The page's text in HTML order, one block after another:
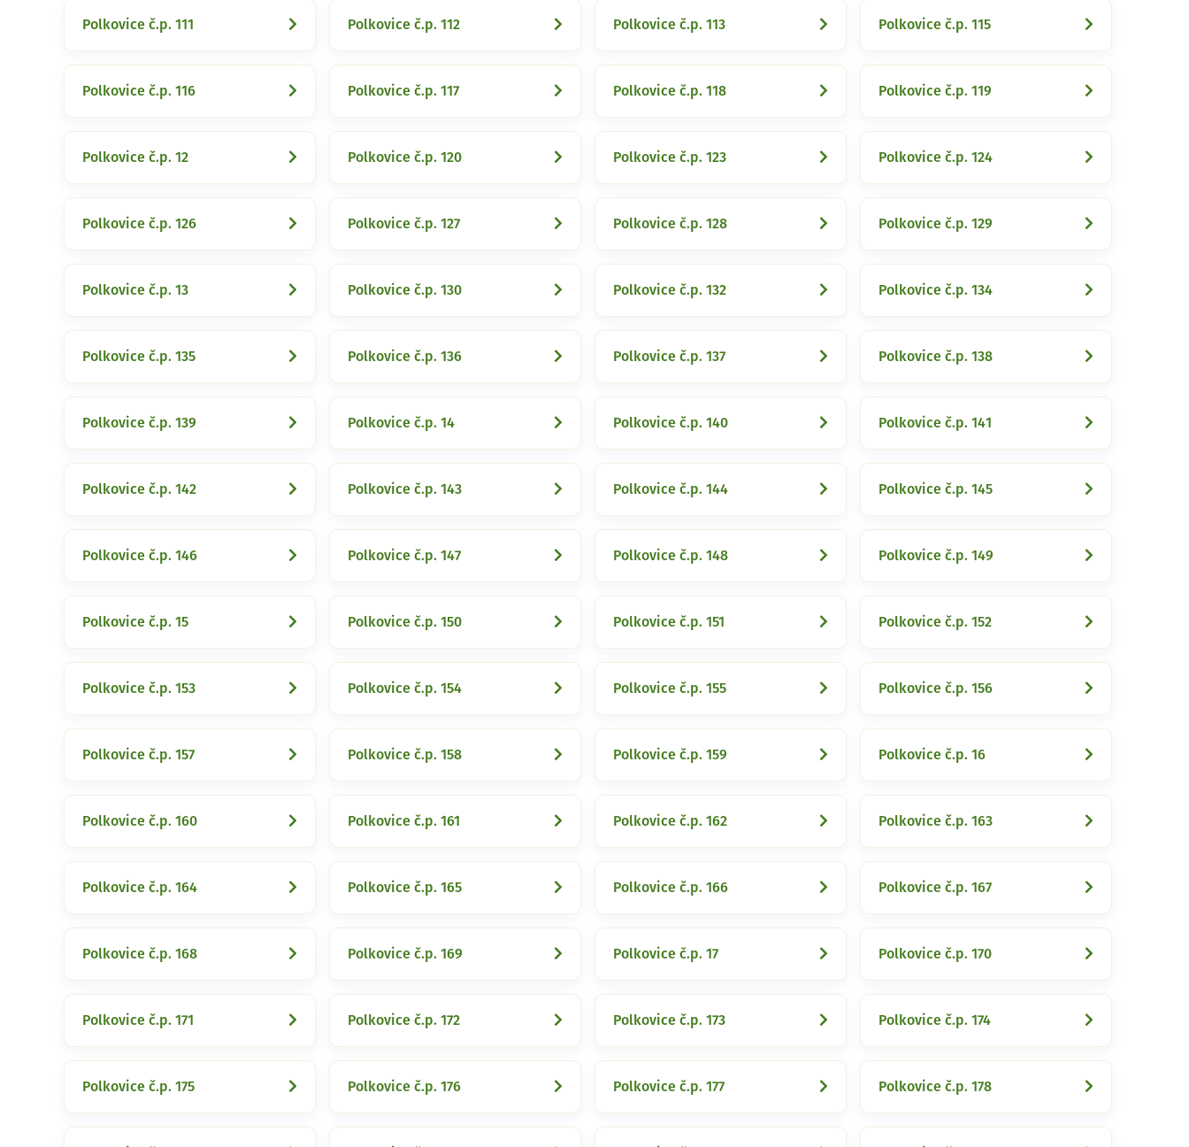
Polkovice č.p. 111 Polkovice č.p. 112 Polkovice č.p. 113 Polkovice č.p. 115
Polkovice č.p. 116 Polkovice č.p. 117 Polkovice č.p. 118 Polkovice č.p. 119
Polkovice č.p. 12 Polkovice č.p. 120 Polkovice č.p. 123 Polkovice č.p. 124
Polkovice č.p. 126 Polkovice č.p. 127 Polkovice č.p. 128 Polkovice č.p. 129
Polkovice č.p. 13 Polkovice č.p. 130 Polkovice č.p. 132 Polkovice č.p. 134
Polkovice č.p. 135 Polkovice č.p. 136 Polkovice č.p. 137 Polkovice č.p. 138
Polkovice č.p. 139 Polkovice č.p. 14 Polkovice č.p. 140 Polkovice č.p. 141
Polkovice č.p. 142 Polkovice č.p. 143 Polkovice č.p. 144 Polkovice č.p. 145
Polkovice č.p. 146 Polkovice č.p. 147 Polkovice č.p. 148 Polkovice č.p. 149
Polkovice č.p. 15 Polkovice č.p. 150 Polkovice č.p. 151 Polkovice č.p. 152
Polkovice č.p. 153 Polkovice č.p. 154 Polkovice č.p. 155 Polkovice č.p. 156
Polkovice č.p. 157 Polkovice č.p. 158 Polkovice č.p. 159 Polkovice č.p. 16
Polkovice č.p. 160 Polkovice č.p. 161 Polkovice č.p. 162 Polkovice č.p. 163
Polkovice č.p. 164 Polkovice č.p. 165 Polkovice č.p. 166 Polkovice č.p. 167
Polkovice č.p. 168 Polkovice č.p. 169 Polkovice č.p. 17 Polkovice č.p. 170
Polkovice č.p. 171 Polkovice č.p. 172 Polkovice č.p. 173 Polkovice č.p. 174
Polkovice č.p. 175 Polkovice č.p. 176 Polkovice č.p. 177 Polkovice č.p. 178